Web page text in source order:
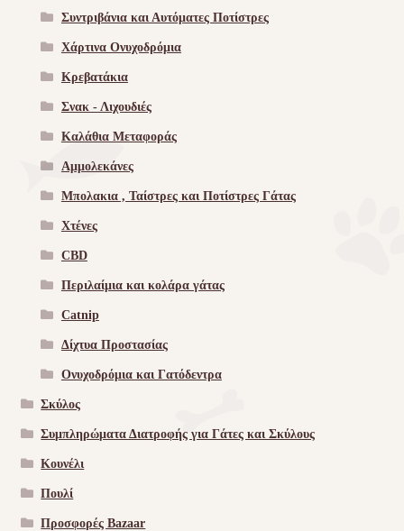
Συντριβάνια και Αυτόματες Ποτίστρες
Χάρτινα Ονυχοδρόμια
Κρεβατάκια
Σνακ - Λιχουδιές
Καλάθια Μεταφοράς
Αμμολεκάνες
Μπολακια , Ταίστρες και Ποτίστρες Γάτας
Χτένες
CBD
Περιλαίμια και κολάρα γάτας
Catnip
Δίχτυα Προστασίας
Ονυχοδρόμια και Γατόδεντρα
Σκύλος
Συμπληρώματα Διατροφής για Γάτες και Σκύλους
Κουνέλι
Πουλί
Προσφορές Bazaar